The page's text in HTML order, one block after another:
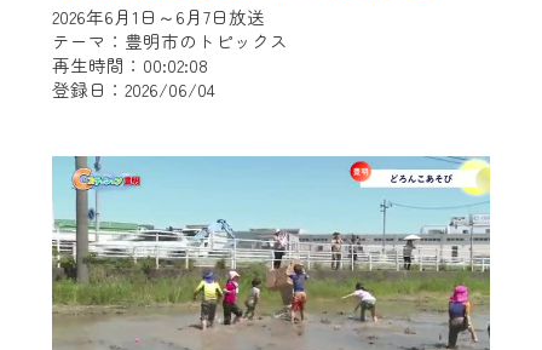
2026年6月1日～6月7日放送
テーマ：豊明市のトピックス
再生時間：00:02:08
登録日：2026/06/04